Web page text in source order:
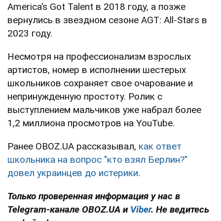
America’s Got Talent в 2018 году, а позже
вернулись в звездном сезоне AGT: All-Stars в
2023 году.
Несмотря на профессионализм взрослых
артистов, номер в исполнении шестерых
школьников сохраняет свое очарование и
непринужденную простоту. Ролик с
выступлением мальчиков уже набрал более
1,2 миллиона просмотров на YouTube.
Ранее OBOZ.UA рассказывал, как ответ
школьника на вопрос "кто взял Берлин?"
довел украинцев до истерики.
Только проверенная информация у нас в
Telegram-канале OBOZ.UA и Viber. Не ведитесь